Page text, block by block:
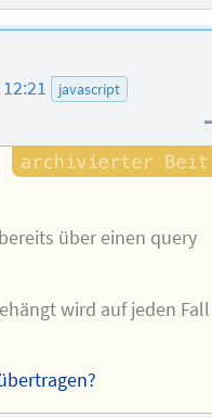
javascript
über einen query
wird auf jeden Fall